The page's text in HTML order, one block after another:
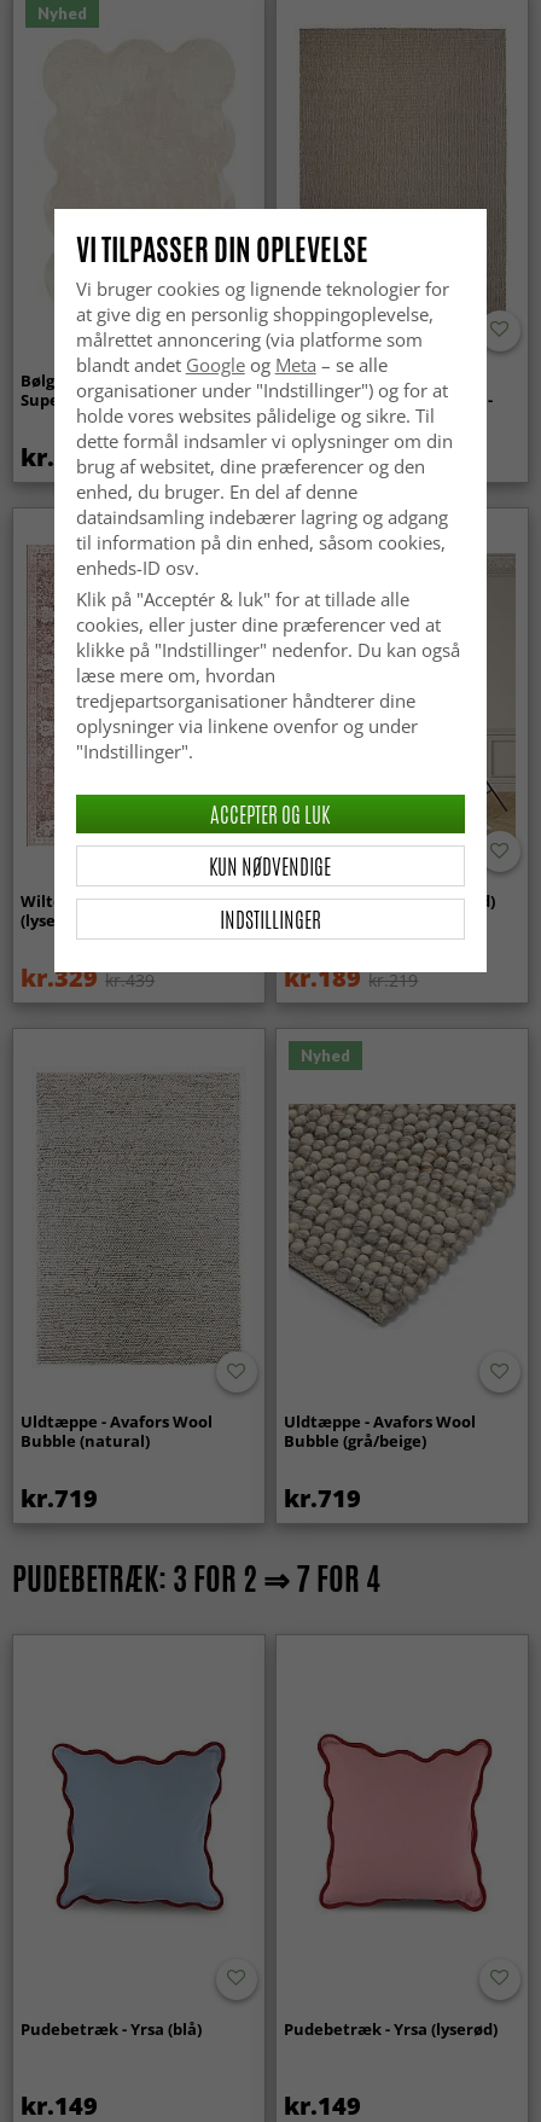
Nyhed
Bølget ryatæppe - Aranga
Super Soft Fur (beige)
kr.369
Tæpper til
indendørs/udendørs brug -
Arlo (beige)
kr.439
Wilton-tæppe - Gombalia
(lyserød)
kr.329 kr.439
Uldtæppe - Hamilton (hvid)
kr.189 kr.219
Uldtæppe - Avafors Wool
Bubble (natural)
kr.719
Nyhed
Uldtæppe - Avafors Wool
Bubble (grå/beige)
kr.719
PUDEBETRÆK: 3 FOR 2 ⇒ 7 FOR 4
Pudebetræk - Yrsa (blå)
kr.149
Pudebetræk - Yrsa (lyserød)
kr.149
VI TILPASSER DIN OPLEVELSE
Vi bruger cookies og lignende teknologier for
at give dig en personlig shoppingoplevelse,
målrettet annoncering (via platforme som
blandt andet Googleog Meta – se alle
organisationer under "Indstillinger") og for at
holde vores websites pålidelige og sikre. Til
dette formål indsamler vi oplysninger om din
brug af websitet, dine præferencer og den
enhed, du bruger. En del af denne
dataindsamling indebærer lagring og adgang
til information på din enhed, såsom cookies,
enheds-ID osv.
Klik på "Acceptér & luk" for at tillade alle
cookies, eller juster dine præferencer ved at
klikke på "Indstillinger" nedenfor. Du kan også
læse mere om, hvordan
tredjepartsorganisationer håndterer dine
oplysninger via linkene ovenfor og under
"Indstillinger".
INDSTILLINGER
KUN NØDVENDIGE
ACCEPTER OG LUK